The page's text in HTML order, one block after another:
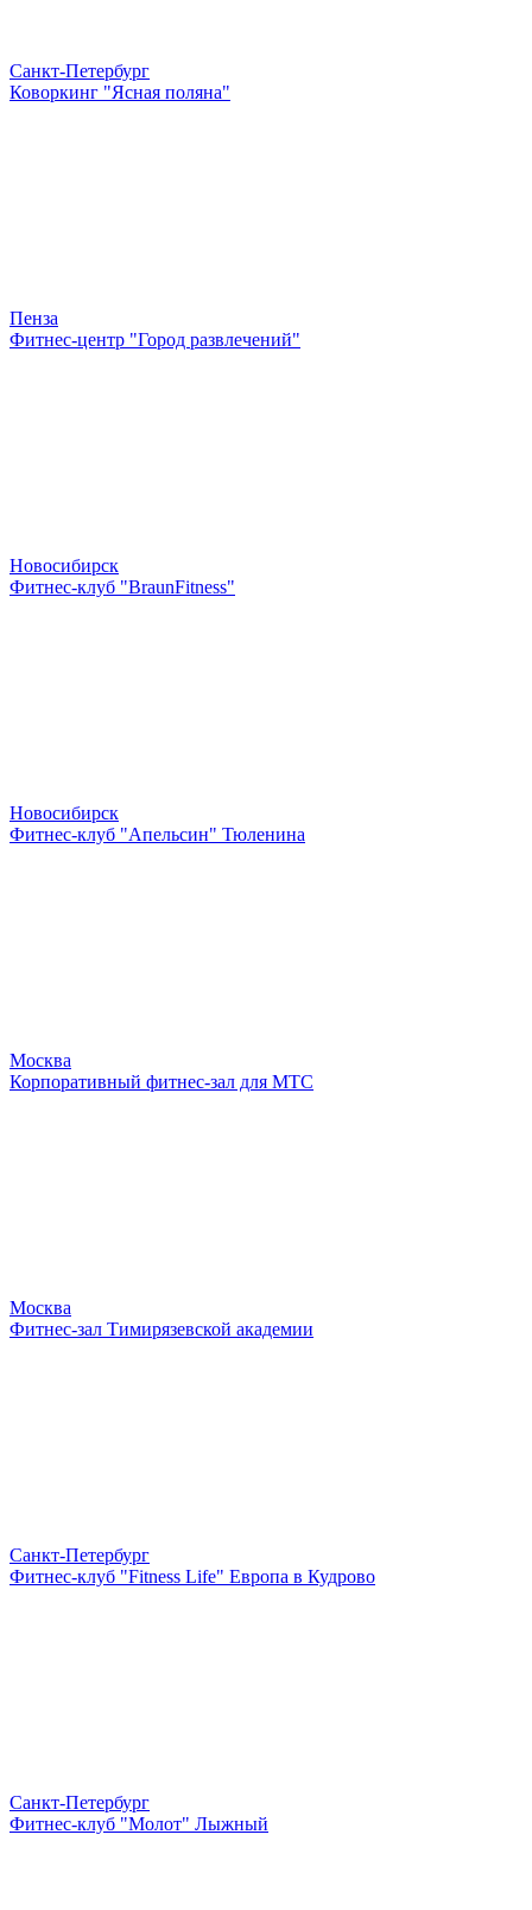
Санкт-Петербург
Коворкинг "Ясная поляна"
Пенза
Фитнес-центр "Город развлечений"
Новосибирск
Фитнес-клуб "BraunFitness"
Новосибирск
Фитнес-клуб "Апельсин" Тюленина
Москва
Корпоративный фитнес-зал для МТС
Москва
Фитнес-зал Тимирязевской академии
Санкт-Петербург
Фитнес-клуб "Fitness Life" Европа в Кудрово
Санкт-Петербург
Фитнес-клуб "Молот" Лыжный